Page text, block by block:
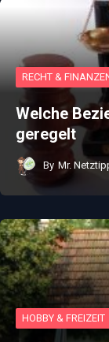
RECHT &
Welche
geregelt
By Mr.
HOBBY & FREIZEIT